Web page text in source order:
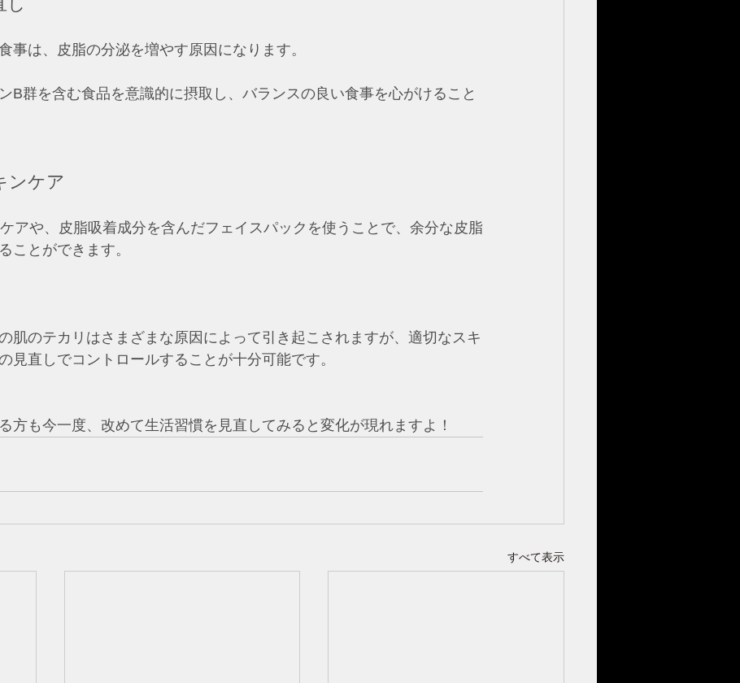
事は、皮脂の分泌を増やす原因になります。
B群を含む食品を意識的に摂取し、バランスの良い食事を心がけること
ンケア
アや、皮脂吸着成分を含んだフェイスパックを使うことで、余分な皮脂
ことができます。
肌のテカリはさまざまな原因によって引き起こされますが、適切なスキ
見直しでコントロールすることが十分可能です。
方も今一度、改めて生活習慣を見直してみると変化が現れますよ！
すべて表示